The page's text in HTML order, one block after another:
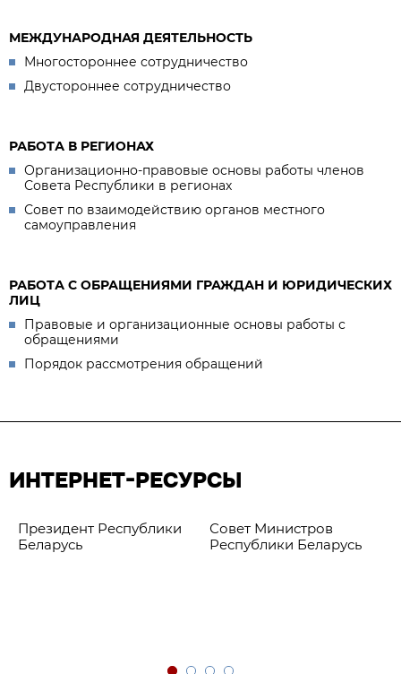
МЕЖДУНАРОДНАЯ ДЕЯТЕЛЬНОСТЬ
Многостороннее сотрудничество
Двустороннее сотрудничество
РАБОТА В РЕГИОНАХ
Организационно-правовые основы работы членов
Совета Республики в регионах
Совет по взаимодействию органов местного
самоуправления
РАБОТА С ОБРАЩЕНИЯМИ ГРАЖДАН И ЮРИДИЧЕСКИХ
ЛИЦ
Правовые и организационные основы работы с
обращениями
Порядок рассмотрения обращений
ИНТЕРНЕТ-РЕСУРСЫ
Президент Республики
Беларусь
Совет Министров
Республики Беларусь